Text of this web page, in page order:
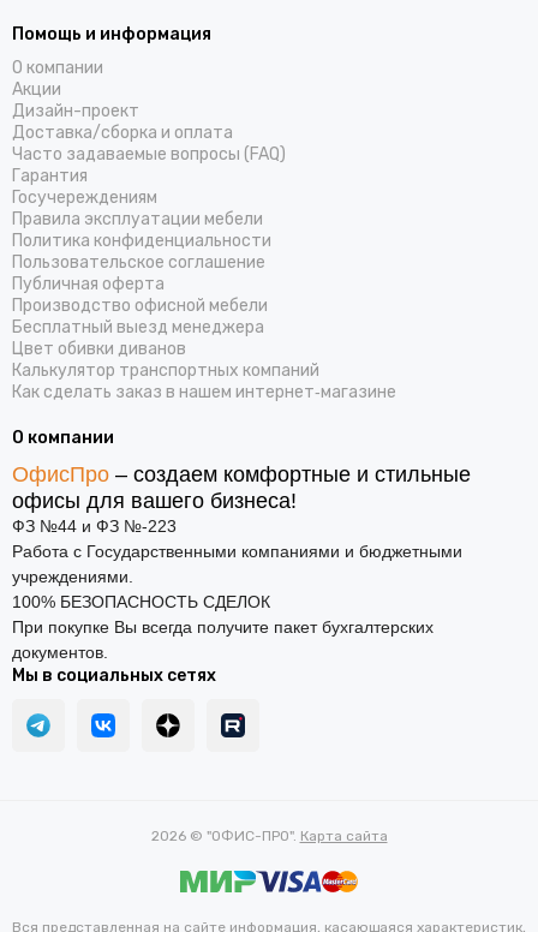
Помощь и информация
О компании
Акции
Дизайн-проект
Доставка/cборка и оплата
Часто задаваемые вопросы (FAQ)
Гарантия
Госучереждениям
Правила эксплуатации мебели
Политика конфиденциальности
Пользовательское соглашение
Публичная оферта
Производство офисной мебели
Бесплатный выезд менеджера
Цвет обивки диванов
Калькулятор транспортных компаний
Как сделать заказ в нашем интернет‑магазине
О компании
ОфисПро – создаем комфортные и стильные
офисы для вашего бизнеса!
ФЗ №44 и ФЗ №-223
Работа с Государственными компаниями и бюджетными
учреждениями.
100% БЕЗОПАСНОСТЬ СДЕЛОК
При покупке Вы всегда получите пакет бухгалтерских
документов.
Мы в социальных сетях
2026 © "ОФИС-ПРО". Карта сайта
Вся представленная на сайте информация, касающаяся характеристик,